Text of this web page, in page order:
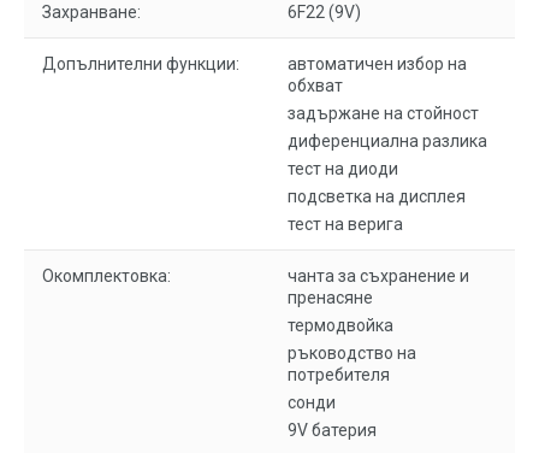
Захранване: 6F22 (9V)
Допълнителни функции:
автоматичен избор на
обхват
задържане на стойност
диференциална разлика
тест на диоди
подсветка на дисплея
тест на верига
Окомплектовка:
чанта за съхранение и
пренасяне
термодвойка
ръководство на
потребителя
сонди
9V батерия